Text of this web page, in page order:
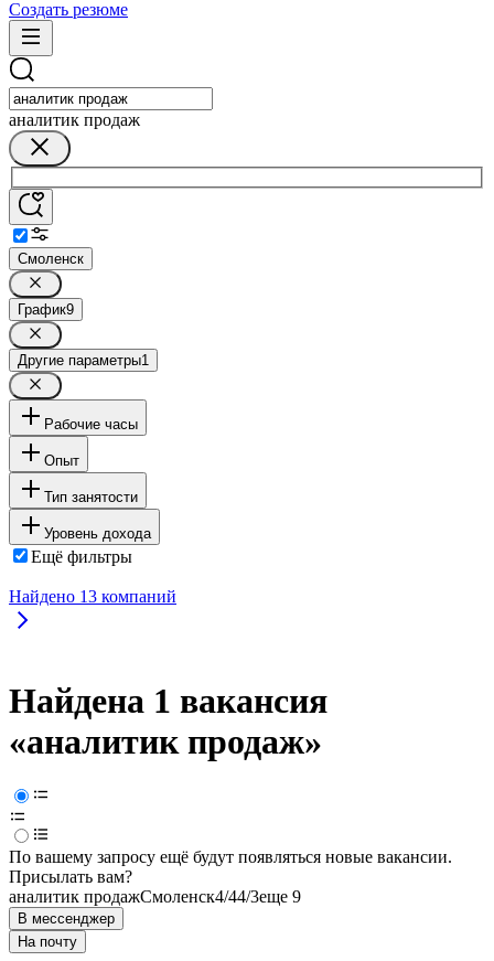
Создать резюме
аналитик продаж
Смоленск
График9
Другие параметры1
Рабочие часы
Опыт
Тип занятости
Уровень дохода
Ещё фильтры
Найдено 13 компаний
Найдена 1 вакансия
«аналитик продаж»
По вашему запросу ещё будут появляться новые вакансии.
Присылать вам?
аналитик продажСмоленск4/44/3еще 9
В мессенджер
На почту